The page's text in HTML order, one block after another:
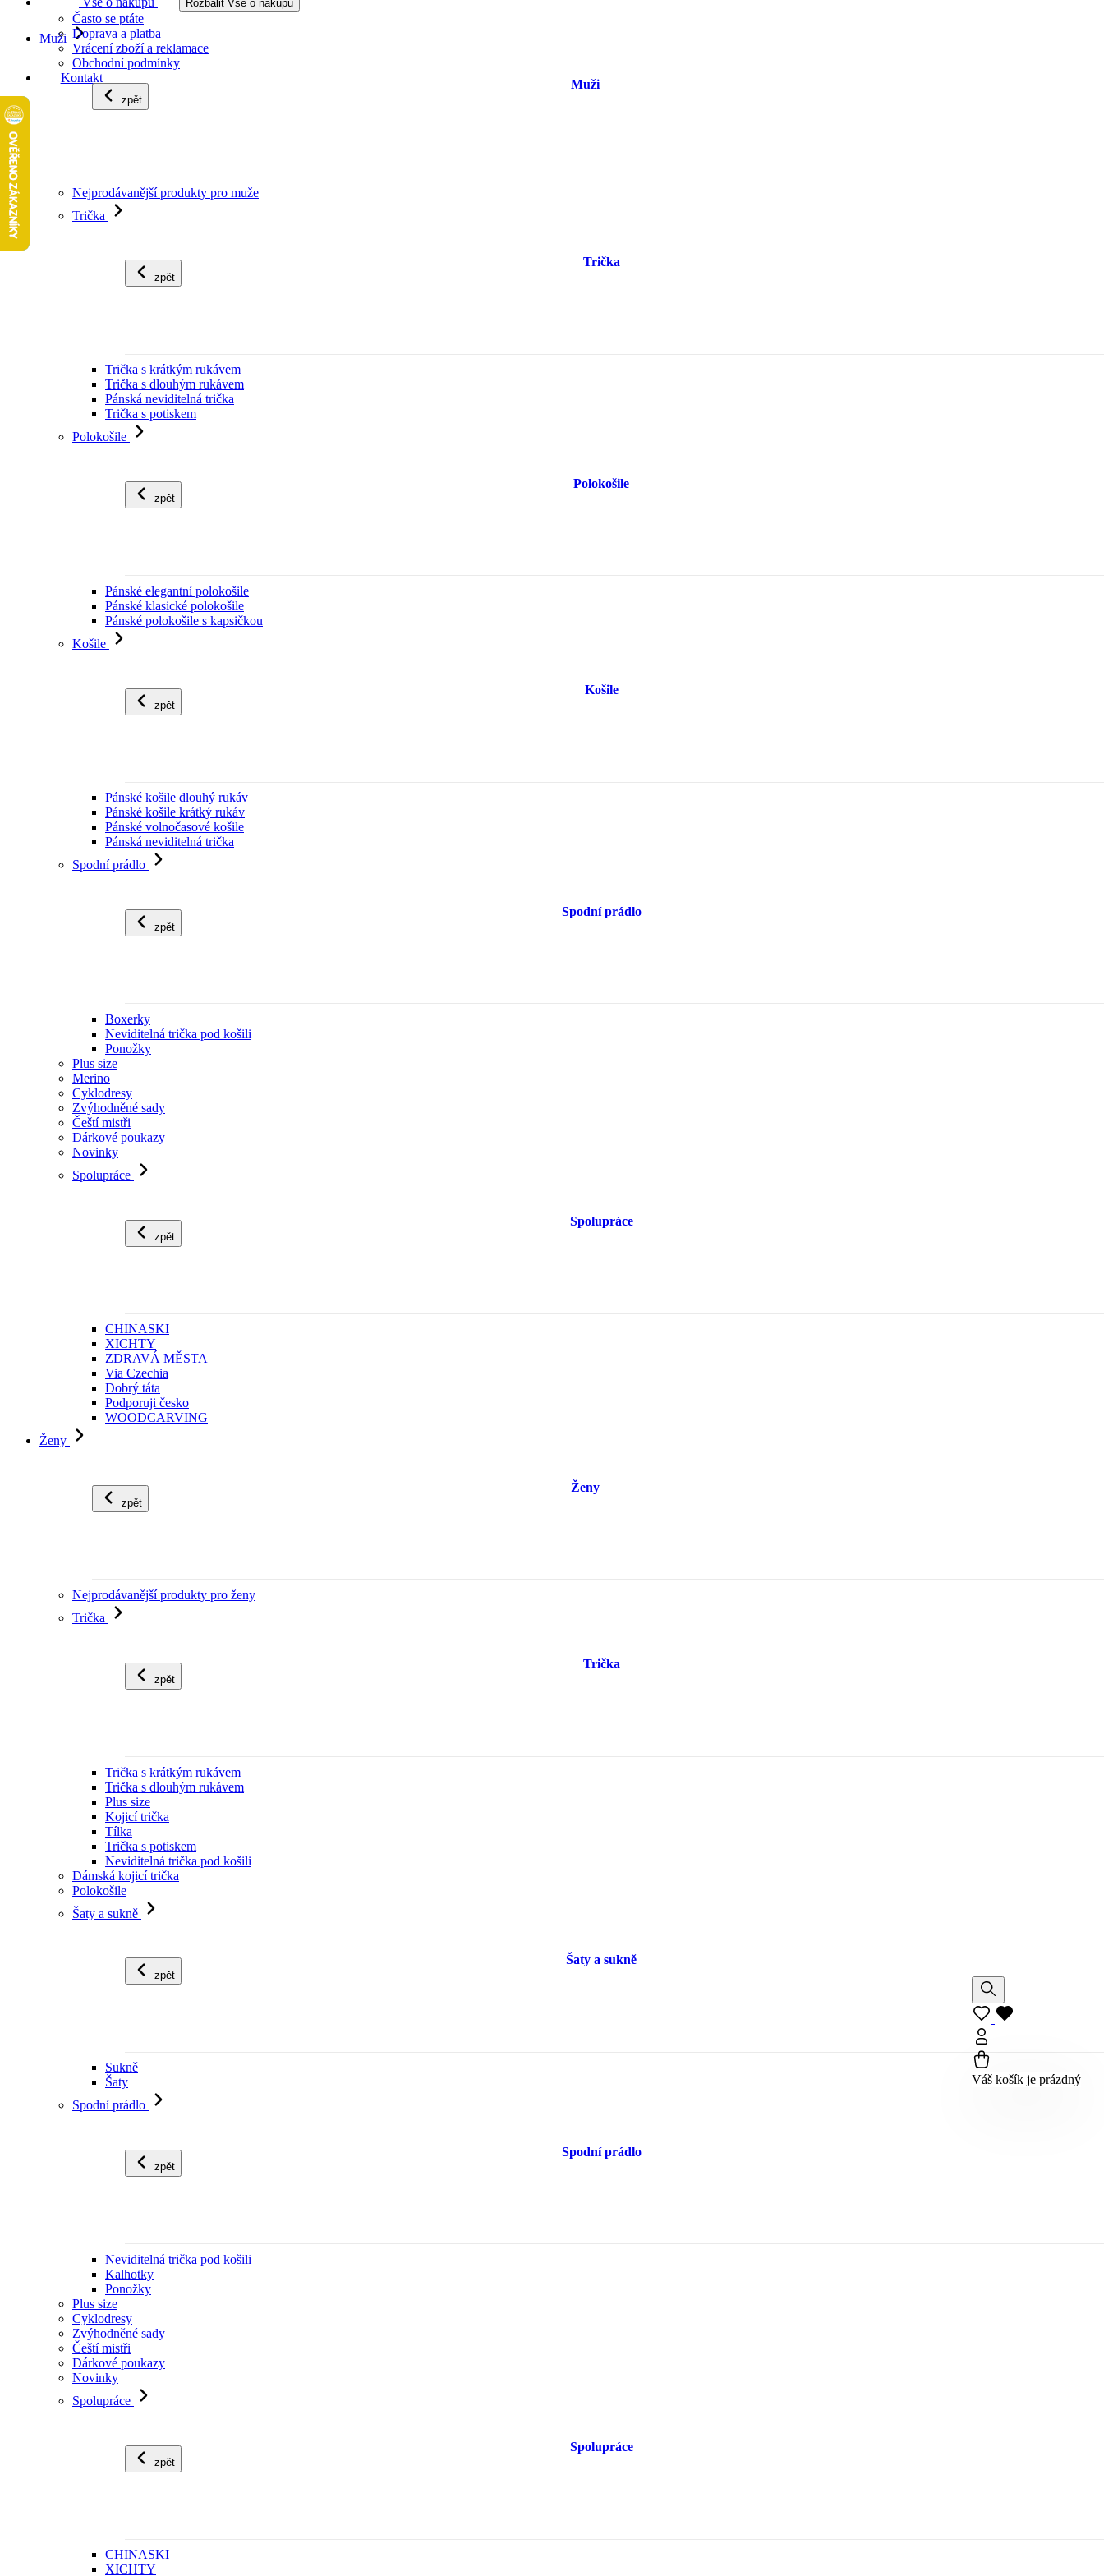
Rozbalit Vše o nákupu
Často se ptáte
Doprava a platba
Vrácení zboží a reklamace
Obchodní podmínky
Kontakt
Muži
zpět
Muži
Nejprodávanější produkty pro muže
Trička
zpět
Trička
Trička s krátkým rukávem
Trička s dlouhým rukávem
Pánská neviditelná trička
Trička s potiskem
Polokošile
zpět
Polokošile
Pánské elegantní polokošile
Pánské klasické polokošile
Pánské polokošile s kapsičkou
Košile
zpět
Košile
Pánské košile dlouhý rukáv
Pánské košile krátký rukáv
Pánské volnočasové košile
Pánská neviditelná trička
Spodní prádlo
zpět
Spodní prádlo
Boxerky
Neviditelná trička pod košili
Ponožky
Plus size
Merino
Cyklodresy
Zvýhodněné sady
Čeští mistři
Dárkové poukazy
Novinky
Spolupráce
zpět
Spolupráce
CHINASKI
XICHTY
ZDRAVÁ MĚSTA
Via Czechia
Dobrý táta
Podporuji česko
WOODCARVING
Ženy
zpět
Ženy
Nejprodávanější produkty pro ženy
Trička
zpět
Trička
Trička s krátkým rukávem
Trička s dlouhým rukávem
Plus size
Kojicí trička
Tílka
Trička s potiskem
Neviditelná trička pod košili
Dámská kojicí trička
Polokošile
Šaty a sukně
zpět
Šaty a sukně
Sukně
Šaty
Spodní prádlo
zpět
Spodní prádlo
Neviditelná trička pod košili
Kalhotky
Ponožky
Plus size
Cyklodresy
Zvýhodněné sady
Čeští mistři
Dárkové poukazy
Novinky
Spolupráce
zpět
Spolupráce
CHINASKI
XICHTY
Váš košík je prázdný